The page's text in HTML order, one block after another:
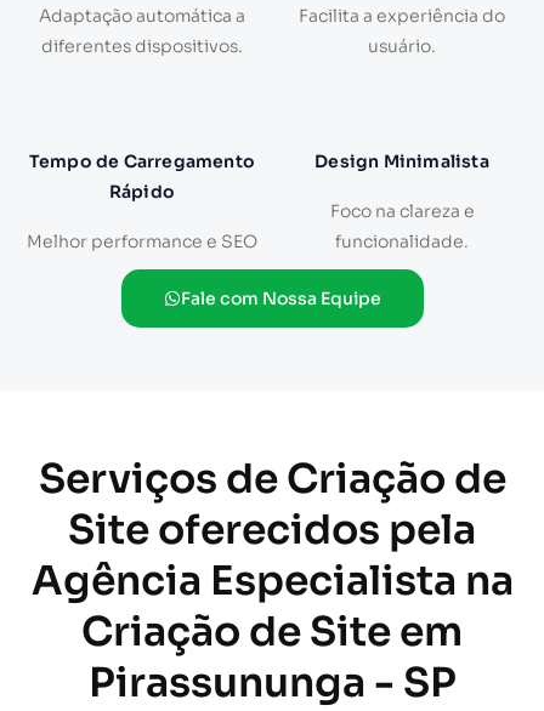
Adaptação automática a
diferentes dispositivos.
Facilita a experiência do
usuário.
Tempo de Carregamento
Rápido
Melhor performance e SEO
Design Minimalista
Foco na clareza e
funcionalidade.
Fale com Nossa Equipe
Serviços de Criação de
Site oferecidos pela
Agência Especialista na
Criação de Site em
Pirassununga - SP